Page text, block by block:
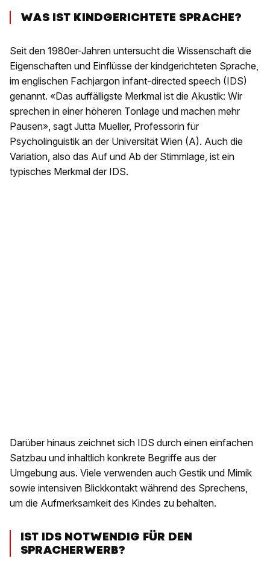
WAS IST KINDGERICHTETE SPRACHE?
Seit den 1980er-Jahren untersucht die Wissenschaft die
Eigenschaften und Einflüsse der kindgerichteten Sprache,
im englischen Fachjargon infant-directed speech (IDS)
genannt. «Das auffälligste Merkmal ist die Akustik: Wir
sprechen in einer höheren Tonlage und machen mehr
Pausen», sagt Jutta Mueller, Professorin für
Psycholinguistik an der Universität Wien (A). Auch die
Variation, also das Auf und Ab der Stimmlage, ist ein
typisches Merkmal der IDS.
Darüber hinaus zeichnet sich IDS durch einen einfachen
Satzbau und inhaltlich konkrete Begriffe aus der
Umgebung aus. Viele verwenden auch Gestik und Mimik
sowie intensiven Blickkontakt während des Sprechens,
um die Aufmerksamkeit des Kindes zu behalten.
IST IDS NOTWENDIG FÜR DEN
SPRACHERWERB?